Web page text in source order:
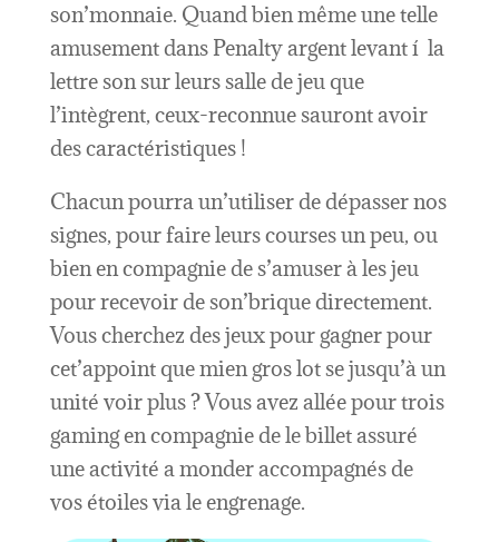
son’monnaie. Quand bien même une telle
amusement dans Penalty argent levant í la
lettre son sur leurs salle de jeu que
l’intègrent, ceux-reconnue sauront avoir
des caractéristiques !
Chacun pourra un’utiliser de dépasser nos
signes, pour faire leurs courses un peu, ou
bien en compagnie de s’amuser à les jeu
pour recevoir de son’brique directement.
Vous cherchez des jeux pour gagner pour
cet’appoint que mien gros lot se jusqu’à un
unité voir plus ? Vous avez allée pour trois
gaming en compagnie de le billet assuré
une activité a monder accompagnés de
vos étoiles via le engrenage.